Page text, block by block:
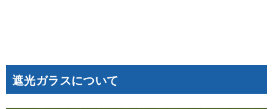
遮光ガラスについて